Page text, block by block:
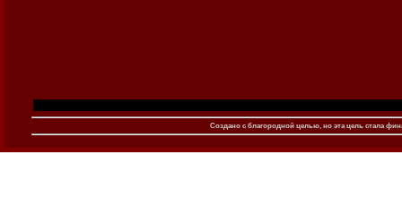
Создано c благородной целью, но эта цель стала